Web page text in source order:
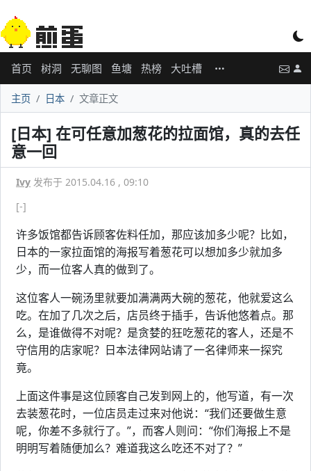
首页 树洞 无聊图 鱼塘 热榜 大吐槽
主页 日本 文章正文
[日本] 在可任意加葱花的拉面馆，真的去任
意一回
Ivy 发布于 2015.04.16 , 09:10
[-]
许多饭馆都告诉顾客佐料任加，那应该加多少呢？比如，
日本的一家拉面馆的海报写着葱花可以想加多少就加多
少，而一位客人真的做到了。
这位客人一碗汤里就要加满满两大碗的葱花，他就爱这么
吃。在加了几次之后，店员终于插手，告诉他悠着点。那
么，是谁做得不对呢？是贪婪的狂吃葱花的客人，还是不
守信用的店家呢？日本法律网站请了一名律师来一探究
竟。
上面这件事是这位顾客自己发到网上的，他写道，有一次
去装葱花时，一位店员走过来对他说：“我们还要做生意
呢，你差不多就行了。”，而客人则问：“你们海报上不是
明明写着随便加么？难道我这么吃还不对了？”